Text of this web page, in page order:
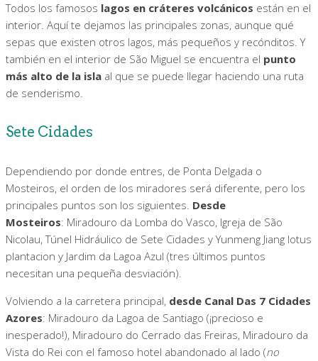
Todos los famosos lagos en cráteres volcánicos están en el
interior. Aquí te dejamos las principales zonas, aunque qué
sepas que existen otros lagos, más pequeños y recónditos. Y
también en el interior de São Miguel se encuentra el punto
más alto de la isla al que se puede llegar haciendo una ruta
de senderismo.
Sete Cidades
Dependiendo por donde entres, de Ponta Delgada o
Mosteiros, el orden de los miradores será diferente, pero los
principales puntos son los siguientes. Desde
Mosteiros: Miradouro da Lomba do Vasco, Igreja de São
Nicolau, Túnel Hidráulico de Sete Cidades y Yunmeng Jiang lotus
plantacion y Jardim da Lagoa Azul (tres últimos puntos
necesitan una pequeña desviación).
Volviendo a la carretera principal, desde Canal Das 7 Cidades
Azores: Miradouro da Lagoa de Santiago (¡precioso e
inesperado!), Miradouro do Cerrado das Freiras, Miradouro da
Vista do Rei con el famoso hotel abandonado al lado (no